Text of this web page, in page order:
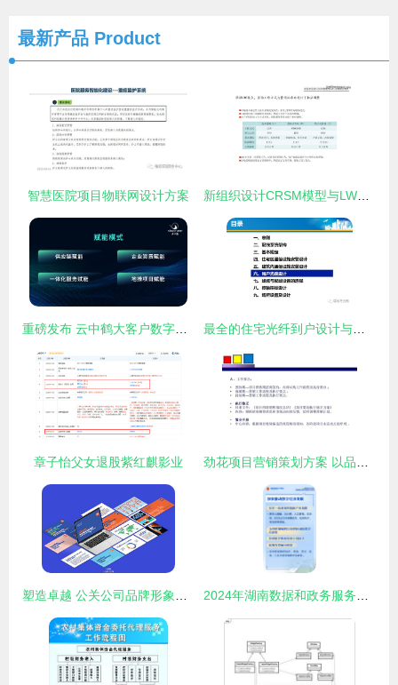
最新产品 Product
智慧医院项目物联网设计方案 新组织设计CRSM模型与LWC咨询服务模式 项目策划与公关服务的创新融合
重磅发布 云中鹤大客户数字赋能计划 最全的住宅光纤到户设计与施工规范 看完就会做项目
章子怡父女退股紫红麒影业 劲花项目营销策划方案 以品牌化公关服务驱动项目腾飞
塑造卓越 公关公司品牌形象与项目策划服务深度融合之道 2024年湖南数据和政务服务管理工作 从12方面发力，推动数字化新篇章